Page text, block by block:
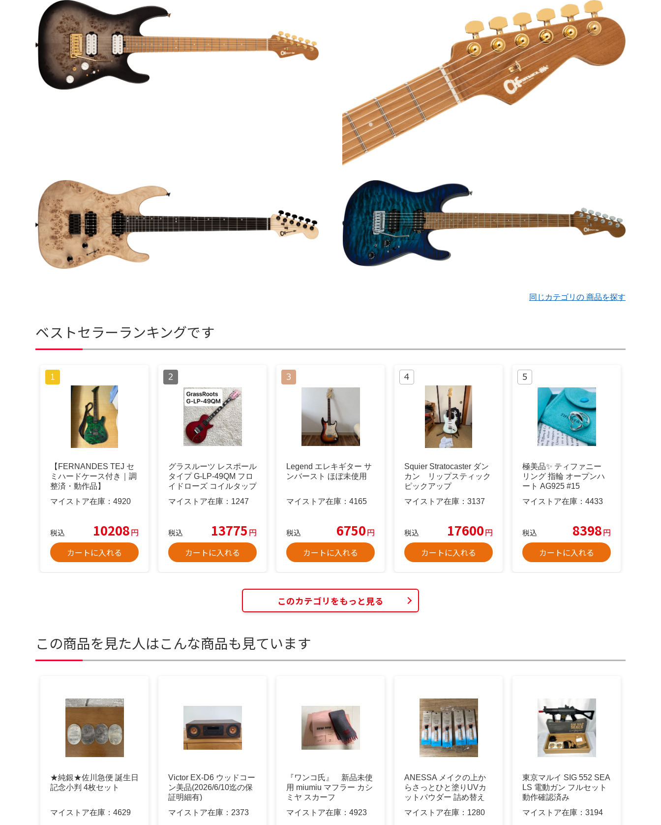
同じカテゴリの 商品を探す
ベストセラーランキングです
【FERNANDES TEJ セ
ミハードケース付き｜調
整済・動作品】
マイストア在庫： 4920
税込 10208円
カートに入れる
グラスルーツ レスポール
タイプ G-LP-49QM フロ
イドローズ コイルタップ
マイストア在庫： 1247
税込 13775 円
カートに入れる
Legend エレキギター サ
ンバースト ほぼ未使用
マイストア在庫： 4165
税込 6750円
カートに入れる
Squier Stratocaster ダン
カン リップスティック
ピックアップ
マイストア在庫： 3137
税込 17600円
カートに入れる
極美品✨ ティファニー
リング 指輪 オープンハ
ート AG925 #15
マイストア在庫： 4433
税込 8398円
カートに入れる
このカテゴリをもっと見る
この商品を見た人はこんな商品も見ています
★純銀★佐川急便 誕生日
記念小判 4枚セット
マイストア在庫： 4629
Victor EX-D6 ウッドコー
ン美品(2026/6/10迄の保
証明細有)
マイストア在庫： 2373
『ワンコ氏』 新品未使
用 miumiu マフラー カシ
ミヤ スカーフ
マイストア在庫： 4923
ANESSA メイクの上か
らさっとひと塗りUVカ
ットパウダー 詰め替え
マイストア在庫： 1280
東京マルイ SIG 552 SEA
LS 電動ガン フルセット
動作確認済み
マイストア在庫： 3194